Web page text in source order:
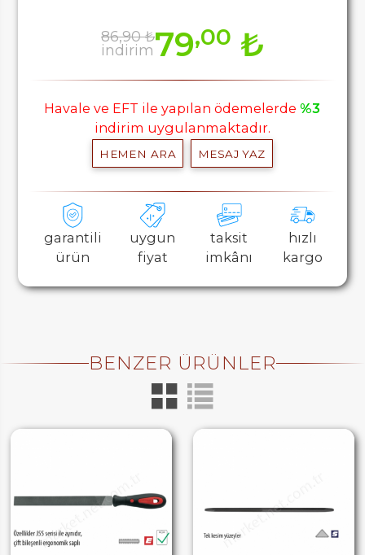
86,90 ₺
indirim79,00 ₺
Havale ve EFT ile yapılan ödemelerde%3
indirim uygulanmaktadır.
HEMEN ARA MESAJ YAZ
garantili
ürün
uygun
fiyat
taksit
imkânı
hızlı
kargo
BENZER ÜRÜNLER